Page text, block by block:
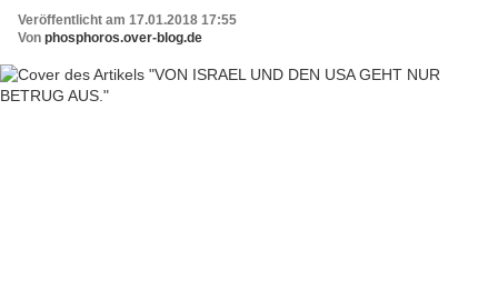
Veröffentlicht am 17.01.2018 17:55
Von phosphoros.over-blog.de